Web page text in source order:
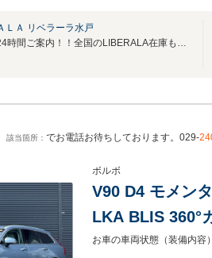
ＬＡ リベラーラ水戸
無料電話は24時間ご案内！！全国のLIBERALA在庫も見たい方は一括照会が可能です！
該当箇所： でお電話お待ちしております。029-
ボルボ
V90 D4 モメン
LKA BLIS 360°
ト 純正ナビ 12